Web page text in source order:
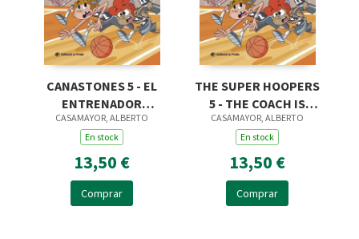
CANASTONES 5 - EL
ENTRENADOR
CHIFLADO
CASAMAYOR, ALBERTO
En stock
13,50 €
Comprar
THE SUPER HOOPERS
5 - THE COACH IS
COMPLETELY NUTS
CASAMAYOR, ALBERTO
En stock
13,50 €
Comprar